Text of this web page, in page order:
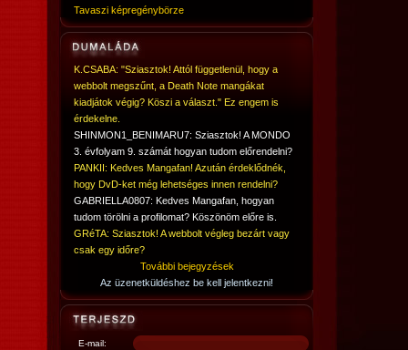
Tavaszi képregénybörze
K.CSABA: "Sziasztok! Attól függetlenül, hogy a
webbolt megszűnt, a Death Note mangákat
kiadjátok végig? Köszi a választ." Ez engem is
érdekelne.
SHINMON1_BENIMARU7: Sziasztok! A MONDO
3. évfolyam 9. számát hogyan tudom előrendelni?
PANKII: Kedves Mangafan! Azután érdeklődnék,
hogy DvD-ket még lehetséges innen rendelni?
GABRIELLA0807: Kedves Mangafan, hogyan
tudom törölni a profilomat? Köszönöm előre is.
GRéTA: Sziasztok! A webbolt végleg bezárt vagy
csak egy időre?
További bejegyzések
Az üzenetküldéshez be kell jelentkezni!
E-mail: